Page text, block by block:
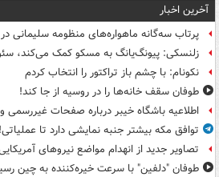
آخرین اخبار
پرتاب سه‌گانه ماهواره‌های منظومه سلیمانی در
زلنسکی: پیونگ‌یانگ به مسکو کمک می‌کند،
نکونام: با چشم باز تراکتور را انتخاب کردم
طوفان سقف خانه‌ها را در روسیه از جا ‌کند!
اطلاعیه باشگاه خیبر درباره صفحات
توافق مکه بیشتر جنبه نمایشی دارد تا عملیاتی!
تصاویر جدید از انهدام مواضع نیروهای
طوفان "دلفین" با سرعت خیره‌کننده به چین